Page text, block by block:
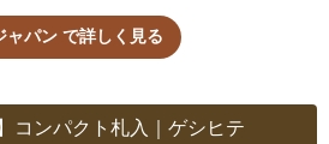
ャパン で詳しく見る
コンパクト札入｜ゲシヒテ